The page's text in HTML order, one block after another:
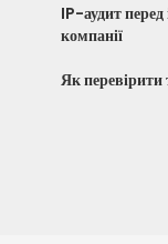
IP-аудит
компанії
Як перевірити